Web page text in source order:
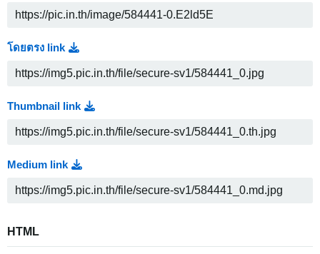
โดยตรง link
Thumbnail link
Medium link
HTML